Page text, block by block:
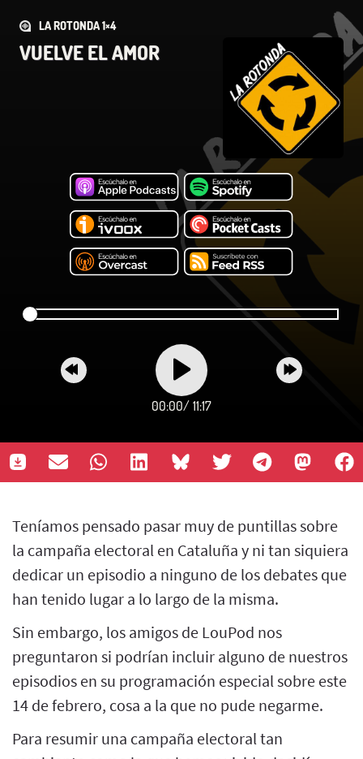
LA ROTONDA 1×4
VUELVE EL AMOR
00:00/ 11:17
Teníamos pensado pasar muy de puntillas sobre
la campaña electoral en Cataluña y ni tan siquiera
dedicar un episodio a ninguno de los debates que
han tenido lugar a lo largo de la misma.
Sin embargo, los amigos de LouPod nos
preguntaron si podrían incluir alguno de nuestros
episodios en su programación especial sobre este
14 de febrero, cosa a la que no pude negarme.
Para resumir una campaña electoral tan